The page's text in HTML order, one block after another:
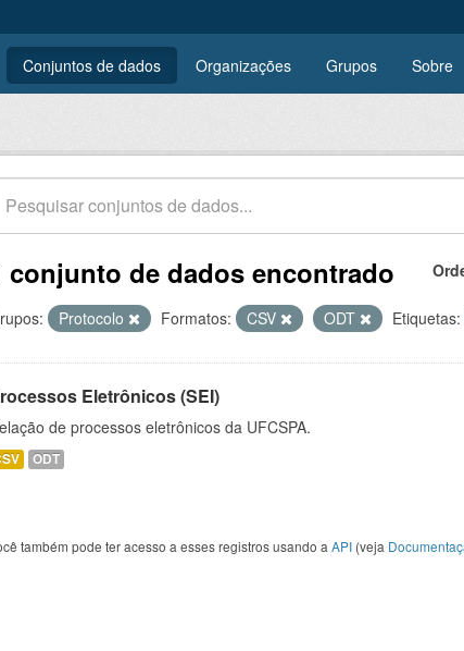
Conjuntos de dados Organizações Grupos Sobre
conjunto de dados encontrado
Protocolo Formatos: CSV ODT Etiquetas:
Eletrônicos (SEI)
de processos eletrônicos da UFCSPA.
ODT
também pode ter acesso a esses registros usando a API (veja